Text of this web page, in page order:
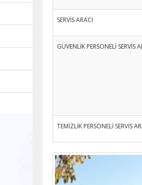
SERVİS ARACI
GÜVENLİK PERSONELİ SERVİS
TEMİZLİK PERSONELİ SERVİS